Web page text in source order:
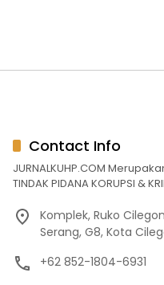
Contact Info
JURNALKUHP.COM
TINDAK PIDANA KORUPSI &
Komplek, Ruko
Serang, G8, Kota
+62 852-1804-6931